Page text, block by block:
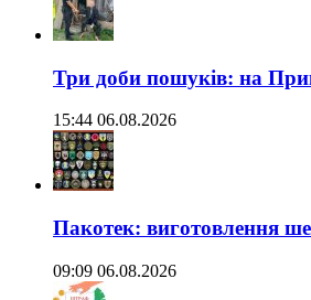
Три доби пошуків: на
15:44 06.08.2026
Пакотек: виготовлення
09:09 06.08.2026